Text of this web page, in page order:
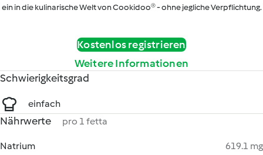
ein in die kulinarische Welt von Cookidoo® - ohne jegliche Verpflichtung.
Kostenlos registrieren
Weitere Informationen
Schwierigkeitsgrad
einfach
Nährwerte pro 1 fetta
Natrium
619.1 mg